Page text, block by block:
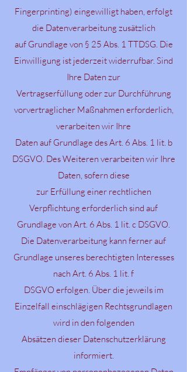
Fingerprinting) eingewilligt haben, erfolgt
die Datenverarbeitung zusätzlich
auf Grundlage von § 25 Abs. 1 TTDSG. Die
Einwilligung ist jederzeit widerrufbar. Sind
Ihre Daten zur
Vertragserfüllung oder zur Durchführung
vorvertraglicher Maßnahmen erforderlich,
verarbeiten wir Ihre
Daten auf Grundlage des Art. 6 Abs. 1 lit. b
DSGVO. Des Weiteren verarbeiten wir Ihre
Daten, sofern diese
zur Erfüllung einer rechtlichen
Verpflichtung erforderlich sind auf
Grundlage von Art. 6 Abs. 1 lit. c DSGVO.
Die Datenverarbeitung kann ferner auf
Grundlage unseres berechtigten Interesses
nach Art. 6 Abs. 1 lit. f
DSGVO erfolgen. Über die jeweils im
Einzelfall einschlägigen Rechtsgrundlagen
wird in den folgenden
Absätzen dieser Datenschutzerklärung
informiert.